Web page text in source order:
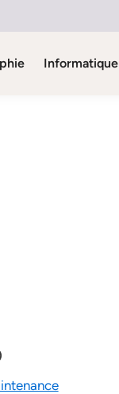
Informatique